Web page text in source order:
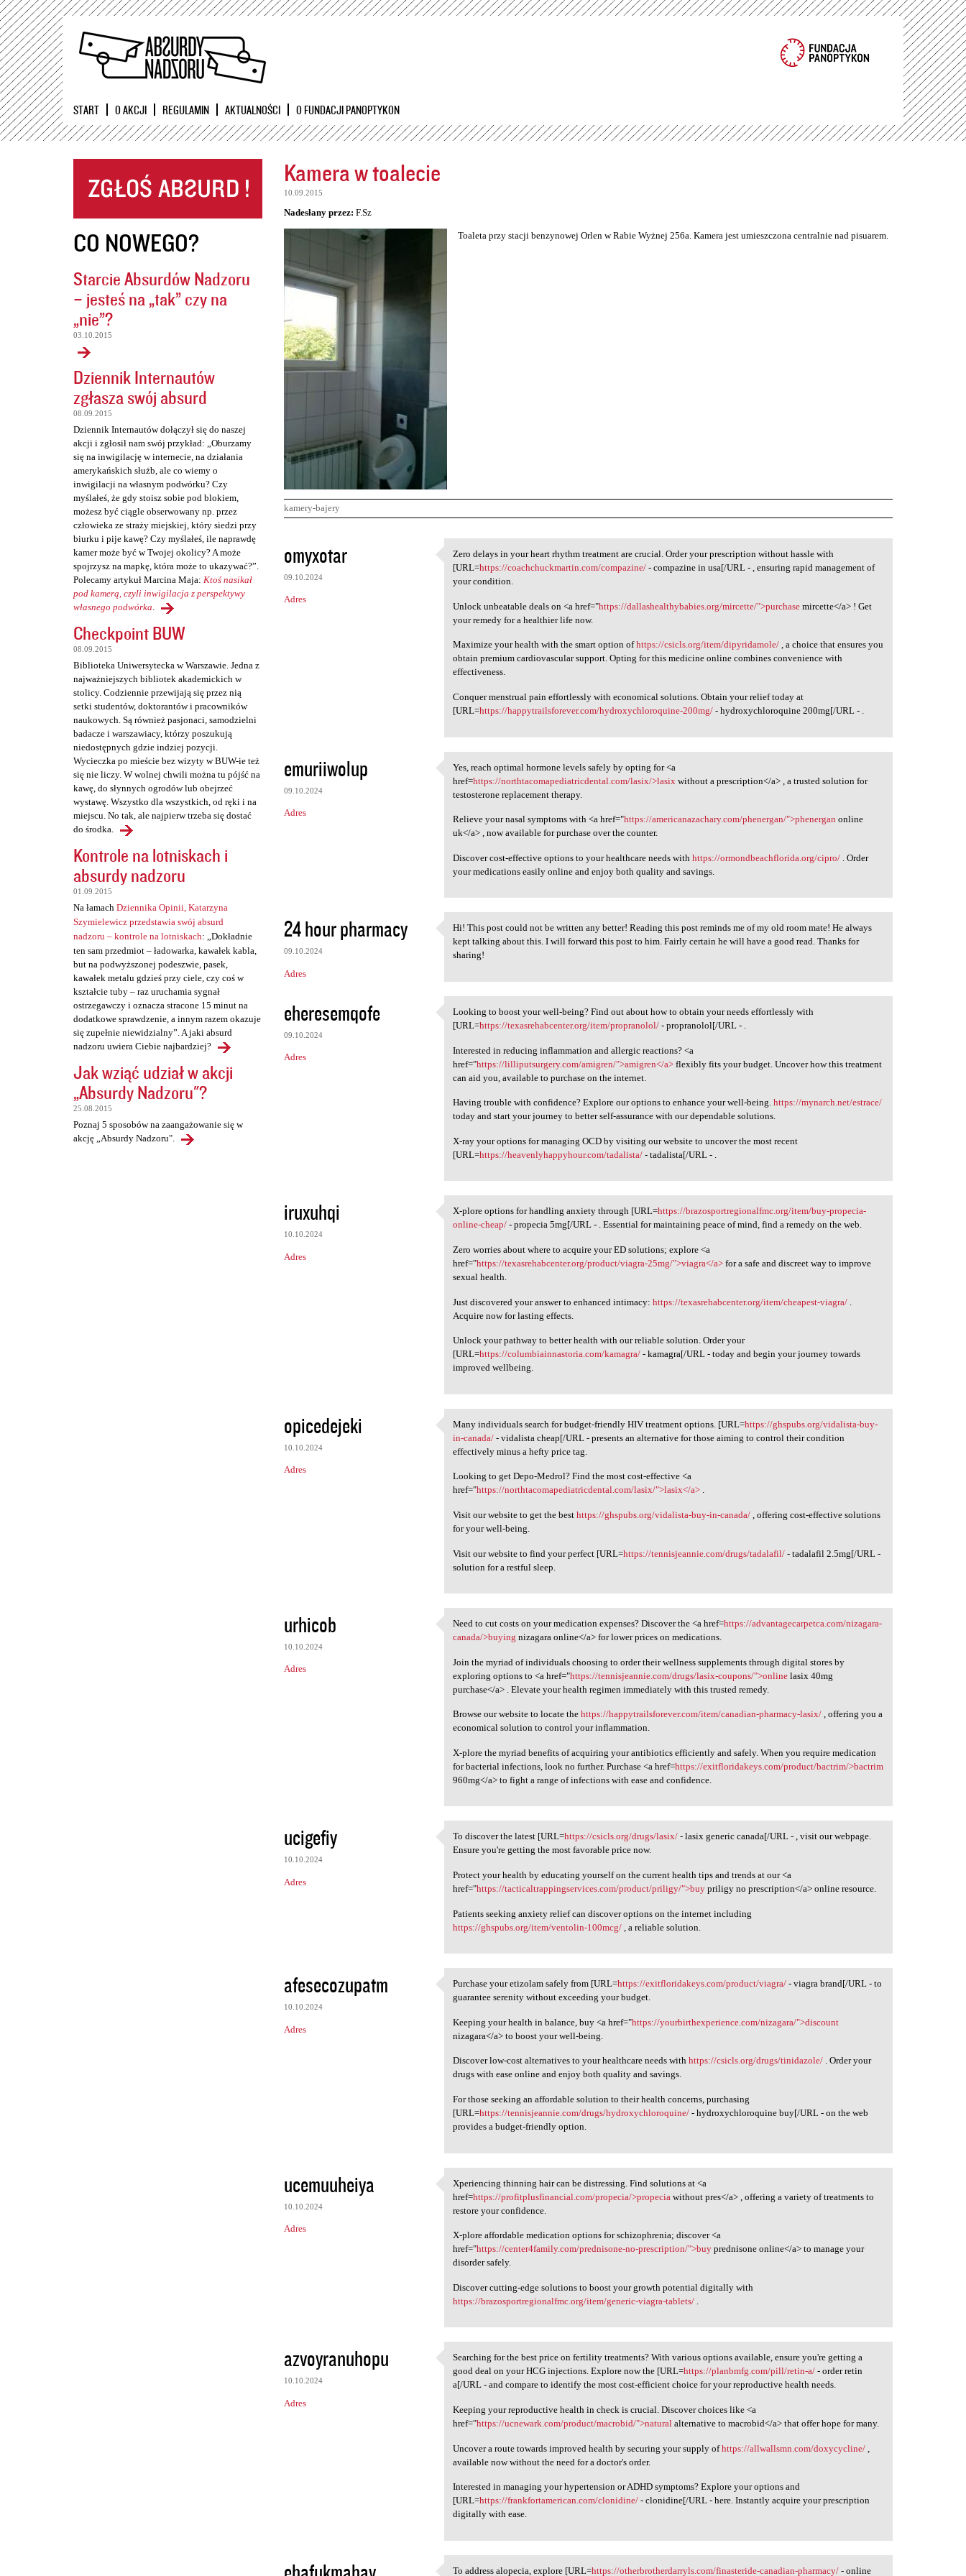
Przejdź
START O AKCJI REGULAMIN AKTUALNOŚCI O FUNDACJI PANOPTYKON
CO NOWEGO?
Starcie Absurdów Nadzoru
– jesteś na „tak” czy na
„nie”?
03.10.2015
Dziennik Internautów
zgłasza swój absurd
08.09.2015
Dziennik Internautów dołączył się do naszej
akcji i zgłosił nam swój przykład: „Oburzamy
się na inwigilację w internecie, na działania
amerykańskich służb, ale co wiemy o
inwigilacji na własnym podwórku? Czy
myślałeś, że gdy stoisz sobie pod blokiem,
możesz być ciągle obserwowany np. przez
człowieka ze straży miejskiej, który siedzi przy
biurku i pije kawę? Czy myślałeś, ile naprawdę
kamer może być w Twojej okolicy? A może
spojrzysz na mapkę, która może to ukazywać?”.
Polecamy artykuł Marcina Maja: Ktoś nasikał
pod kamerą, czyli inwigilacja z perspektywy
własnego podwórka.
Checkpoint BUW
08.09.2015
Biblioteka Uniwersytecka w Warszawie. Jedna z
najważniejszych bibliotek akademickich w
stolicy. Codziennie przewijają się przez nią
setki studentów, doktorantów i pracowników
naukowych. Są również pasjonaci, samodzielni
badacze i warszawiacy, którzy poszukują
niedostępnych gdzie indziej pozycji.
Wycieczka po mieście bez wizyty w BUW-ie też
się nie liczy. W wolnej chwili można tu pójść na
kawę, do słynnych ogrodów lub obejrzeć
wystawę. Wszystko dla wszystkich, od ręki i na
miejscu. No tak, ale najpierw trzeba się dostać
do środka.
Kontrole na lotniskach i
absurdy nadzoru
01.09.2015
Na łamach Dziennika Opinii, Katarzyna
Szymielewicz przedstawia swój absurd
nadzoru – kontrole na lotniskach: „Dokładnie
ten sam przedmiot – ładowarka, kawałek kabla,
but na podwyższonej podeszwie, pasek,
kawałek metalu gdzieś przy ciele, czy coś w
kształcie tuby – raz uruchamia sygnał
ostrzegawczy i oznacza stracone 15 minut na
dodatkowe sprawdzenie, a innym razem okazuje
się zupełnie niewidzialny”. A jaki absurd
nadzoru uwiera Ciebie najbardziej?
Jak wziąć udział w akcji
„Absurdy Nadzoru"?
25.08.2015
Poznaj 5 sposobów na zaangażowanie się w
akcję „Absurdy Nadzoru".
Kamera w toalecie
10.09.2015
Nadesłany przez: F.Sz
Toaleta przy stacji benzynowej Orlen w Rabie Wyżnej 256a. Kamera jest umieszczona centralnie nad pisuarem.
kamery-bajery
K
o
m
e
omyxotar
09.10.2024
Adres
Zero delays in your heart
Zero delays in your heart rhythm treatment are crucial. Order your prescription without hassle with
[URL=https://coachchuckmartin.com/compazine/ - compazine in usa[/URL - , ensuring rapid management of
your condition.
Unlock unbeatable deals on <a href="https://dallashealthybabies.org/mircette/">purchase mircette</a> ! Get
your remedy for a healthier life now.
Maximize your health with the smart option ofhttps://csicls.org/item/dipyridamole/ , a choice that ensures you
obtain premium cardiovascular support. Opting for this medicine online combines convenience with
effectiveness.
Conquer menstrual pain effortlessly with economical solutions. Obtain your relief today at
[URL=https://happytrailsforever.com/hydroxychloroquine-200mg/ - hydroxychloroquine 200mg[/URL - .
emuriiwolup
09.10.2024
Adres
Yes, reach optimal hormone
Yes, reach optimal hormone levels safely by opting for <a
href=https://northtacomapediatricdental.com/lasix/>lasix without a prescription</a> , a trusted solution for
testosterone replacement therapy.
Relieve your nasal symptoms with <a href="https://americanazachary.com/phenergan/">phenergan online
uk</a> , now available for purchase over the counter.
Discover cost-effective options to your healthcare needs withhttps://ormondbeachflorida.org/cipro/ . Order
your medications easily online and enjoy both quality and savings.
24 hour pharmacy
09.10.2024
Adres
Hi! This post could not be
Hi! This post could not be written any better! Reading this post reminds me of my old room mate! He always
kept talking about this. I will forward this post to him. Fairly certain he will have a good read. Thanks for
sharing!
eheresemqofe
09.10.2024
Adres
Looking to boost your well
Looking to boost your well-being? Find out about how to obtain your needs effortlessly with
[URL=https://texasrehabcenter.org/item/propranolol/ - propranolol[/URL - .
Interested in reducing inflammation and allergic reactions? <a
href="https://lilliputsurgery.com/amigren/">amigren</a> flexibly fits your budget. Uncover how this treatment
can aid you, available to purchase on the internet.
Having trouble with confidence? Explore our options to enhance your well-being.https://mynarch.net/estrace/
today and start your journey to better self-assurance with our dependable solutions.
X-ray your options for managing OCD by visiting our website to uncover the most recent
[URL=https://heavenlyhappyhour.com/tadalista/ - tadalista[/URL - .
iruxuhqi
10.10.2024
Adres
X-plore options for handling
X-plore options for handling anxiety through [URL=https://brazosportregionalfmc.org/item/buy-propecia-
online-cheap/ - propecia 5mg[/URL - . Essential for maintaining peace of mind, find a remedy on the web.
Zero worries about where to acquire your ED solutions; explore <a
href="https://texasrehabcenter.org/product/viagra-25mg/">viagra</a> for a safe and discreet way to improve
sexual health.
Just discovered your answer to enhanced intimacy:https://texasrehabcenter.org/item/cheapest-viagra/
Acquire now for lasting effects.
Unlock your pathway to better health with our reliable solution. Order your
[URL=https://columbiainnastoria.com/kamagra/ - kamagra[/URL - today and begin your journey towards
improved wellbeing.
opicedejeki
10.10.2024
Adres
Many individuals search for
Many individuals search for budget-friendly HIV treatment options. [URL=https://ghspubs.org/vidalista-buy-
in-canada/ - vidalista cheap[/URL - presents an alternative for those aiming to control their condition
effectively minus a hefty price tag.
Looking to get Depo-Medrol? Find the most cost-effective <a
href="https://northtacomapediatricdental.com/lasix/">lasix</a> .
Visit our website to get the besthttps://ghspubs.org/vidalista-buy-in-canada/ , offering cost-effective solutions
for your well-being.
Visit our website to find your perfect [URL=https://tennisjeannie.com/drugs/tadalafil/ - tadalafil 2.5mg[/URL -
solution for a restful sleep.
urhicob
10.10.2024
Adres
Need to cut costs on your
Need to cut costs on your medication expenses? Discover the <a href=https://advantagecarpetca.com/nizagara-
canada/>buying nizagara online</a> for lower prices on medications.
Join the myriad of individuals choosing to order their wellness supplements through digital stores by
exploring options to <a href="https://tennisjeannie.com/drugs/lasix-coupons/">online lasix 40mg
purchase</a> . Elevate your health regimen immediately with this trusted remedy.
Browse our website to locate thehttps://happytrailsforever.com/item/canadian-pharmacy-lasix/ , offering you a
economical solution to control your inflammation.
X-plore the myriad benefits of acquiring your antibiotics efficiently and safely. When you require medication
for bacterial infections, look no further. Purchase <a href=https://exitfloridakeys.com/product/bactrim/>bactrim
960mg</a> to fight a range of infections with ease and confidence.
ucigefiy
10.10.2024
Adres
To discover the latest [URL
To discover the latest [URL=https://csicls.org/drugs/lasix/ - lasix generic canada[/URL - , visit our webpage.
Ensure you're getting the most favorable price now.
Protect your health by educating yourself on the current health tips and trends at our <a
href="https://tacticaltrappingservices.com/product/priligy/">buy priligy no prescription</a> online resource.
Patients seeking anxiety relief can discover options on the internet including
https://ghspubs.org/item/ventolin-100mcg/ , a reliable solution.
afesecozupatm
10.10.2024
Adres
Purchase your etizolam safely
Purchase your etizolam safely from [URL=https://exitfloridakeys.com/product/viagra/ - viagra brand[/URL - to
guarantee serenity without exceeding your budget.
Keeping your health in balance, buy <a href="https://yourbirthexperience.com/nizagara/">discount
nizagara</a> to boost your well-being.
Discover low-cost alternatives to your healthcare needs withhttps://csicls.org/drugs/tinidazole/ . Order your
drugs with ease online and enjoy both quality and savings.
For those seeking an affordable solution to their health concerns, purchasing
[URL=https://tennisjeannie.com/drugs/hydroxychloroquine/ - hydroxychloroquine buy[/URL - on the web
provides a budget-friendly option.
ucemuuheiya
10.10.2024
Adres
Xperiencing thinning hair can
Xperiencing thinning hair can be distressing. Find solutions at <a
href=https://profitplusfinancial.com/propecia/>propecia without pres</a> , offering a variety of treatments to
restore your confidence.
X-plore affordable medication options for schizophrenia; discover <a
href="https://center4family.com/prednisone-no-prescription/">buy prednisone online</a> to manage your
disorder safely.
Discover cutting-edge solutions to boost your growth potential digitally with
https://brazosportregionalfmc.org/item/generic-viagra-tablets/
azvoyranuhopu
10.10.2024
Adres
Searching for the best price
Searching for the best price on fertility treatments? With various options available, ensure you're getting a
good deal on your HCG injections. Explore now the [URL=https://planbmfg.com/pill/retin-a/ - order retin
a[/URL - and compare to identify the most cost-efficient choice for your reproductive health needs.
Keeping your reproductive health in check is crucial. Discover choices like <a
href="https://ucnewark.com/product/macrobid/">natural alternative to macrobid</a> that offer hope for many.
Uncover a route towards improved health by securing your supply ofhttps://allwallsmn.com/doxycycline/
available now without the need for a doctor's order.
Interested in managing your hypertension or ADHD symptoms? Explore your options and
[URL=https://frankfortamerican.com/clonidine/ - clonidine[/URL - here. Instantly acquire your prescription
digitally with ease.
To address alopecia, explore [URL=https://otherbrotherdarryls.com/finasteride-canadian-pharmacy/ - online